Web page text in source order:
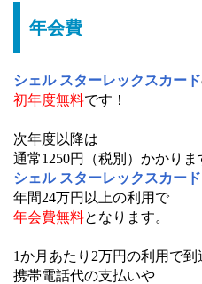
年会費
シェル スターレックスカード
初年度無料です！
次年度以降は
通常1250円（税別）かかりま
シェル スターレックスカード
年間24万円以上の利用で
年会費無料となります。
1か月あたり2万円の利用で到
携帯電話代の支払いや